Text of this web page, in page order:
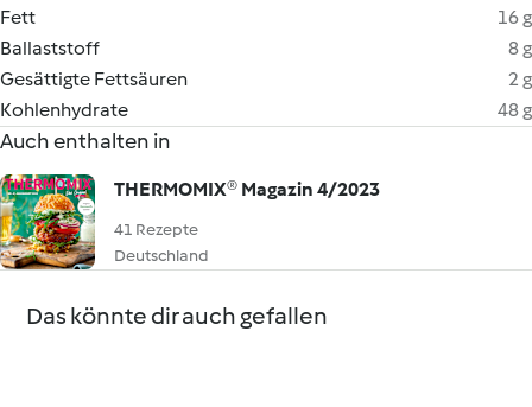
Fett
16 g
Ballaststoff
8 g
Gesättigte Fettsäuren
2 g
Kohlenhydrate
48 g
Auch enthalten in
THERMOMIX® Magazin 4/2023
41 Rezepte
Deutschland
Das könnte dir auch gefallen